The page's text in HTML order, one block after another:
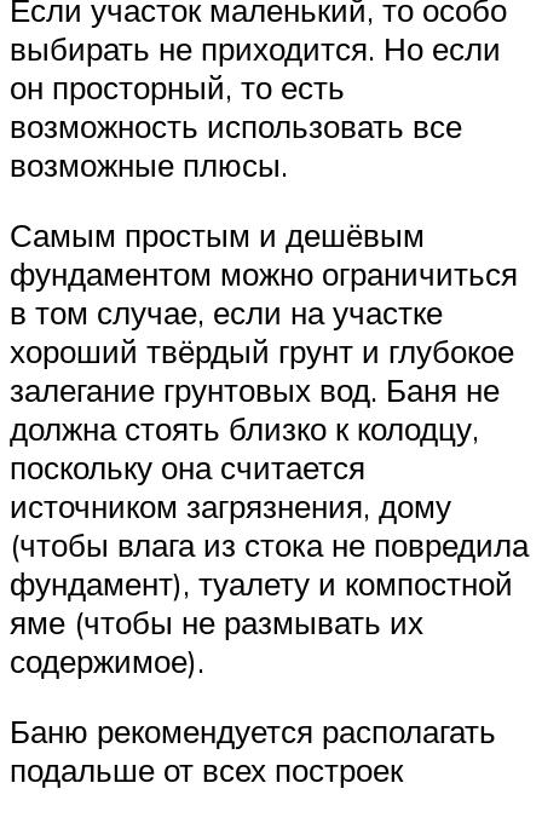
Если участок маленький, то особо
выбирать не приходится. Но если
он просторный, то есть
возможность использовать все
возможные плюсы.
Самым простым и дешёвым
фундаментом можно ограничиться
в том случае, если на участке
хороший твёрдый грунт и глубокое
залегание грунтовых вод. Баня не
должна стоять близко к колодцу,
поскольку она считается
источником загрязнения, дому
(чтобы влага из стока не повредила
фундамент), туалету и компостной
яме (чтобы не размывать их
содержимое).
Баню рекомендуется располагать
подальше от всех построек